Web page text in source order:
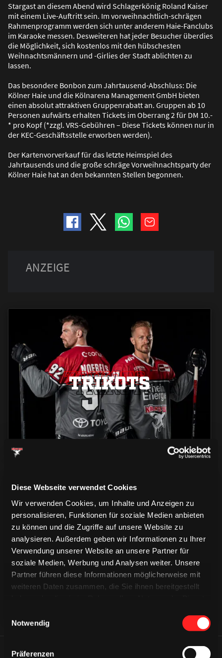
Diese Webseite verwendet Cookies
Wir verwenden Cookies, um Inhalte und Anzeigen zu
personalisieren, Funktionen für soziale Medien anbieten
zu können und die Zugriffe auf unsere Website zu
analysieren. Außerdem geben wir Informationen zu Ihrer
Verwendung unserer Website an unsere Partner für
soziale Medien, Werbung und Analysen weiter. Unsere
Partner führen diese Informationen möglicherweise mit
weiteren Daten zusammen, die Sie ihnen bereitgestellt
Notwendig
Präferenzen
Stargast an diesem Abend wird Schlagerkönig Roland Kaiser
mit einem Live-Auftritt sein. Im vorweihnachtlich-schrägen
Rahmenprogramm werden sich unter anderem Haie-Fanclubs
im Karaoke messen. Desweiteren hat jeder Besucher überdies
die Möglichkeit, sich kostenlos mit den hübschesten
Weihnachtsmännern und -Girlies der Stadt ablichten zu
lassen.
Das besondere Bonbon zum Jahrtausend-Abschluss: Die
Kölner Haie und die Kölnarena Management GmbH bieten
einen absolut attraktiven Gruppenrabatt an. Gruppen ab 10
Personen aufwärts erhalten Tickets im Oberrang 2 für DM 10.-
* pro Kopf (*zzgl. VRS-Gebühren – Diese Tickets können nur in
der KEC-Geschäftsstelle erworben werden).
Der Kartenvorverkauf für das letzte Heimspiel des
Jahrtausends und die große schräge Vorweihnachtsparty der
Kölner Haie hat an den bekannten Stellen begonnen.
TRIKOTS
TRIKOTS
TRIKOTS
CAPS & CO
CAPS & CO
CAPS & CO